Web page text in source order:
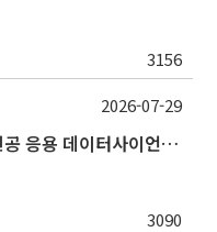
3156
2026학년도 2학기 대학원 융합전공 응용 데이터사이언스 선발 계획 알림
3090
2026-07-29